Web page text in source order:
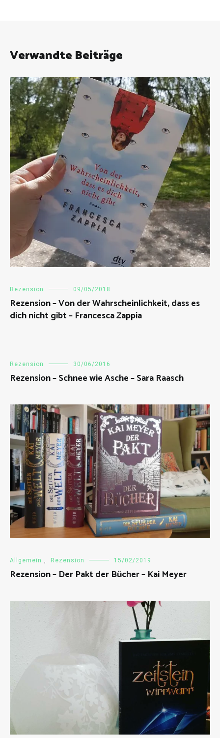
Verwandte Beiträge
Rezension 09/05/2018
Rezension – Von der Wahrscheinlichkeit, dass es
dich nicht gibt – Francesca Zappia
Rezension 30/06/2016
Rezension – Schnee wie Asche – Sara Raasch
Allgemein Rezension 15/02/2019
Rezension – Der Pakt der Bücher – Kai Meyer